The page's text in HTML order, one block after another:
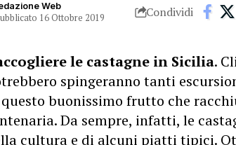
Web
16 Ottobre 2019 Condividi
le castagne in Sicilia.
spingeranno tanti
buonissimo frutto che
Da sempre, infatti, le
cultura e di alcuni piatti tipici.